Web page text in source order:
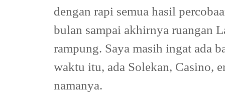
dengan rapi semua hasil
bulan sampai akhirnya ruangan
rampung. Saya masih ingat ada
waktu itu, ada Solekan, Casino,
namanya.